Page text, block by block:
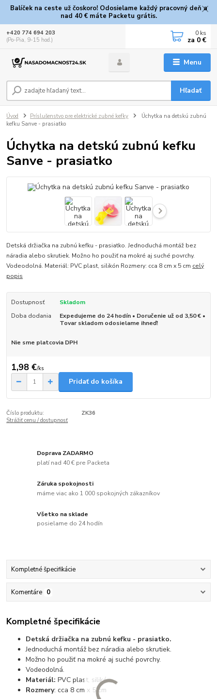
Balíček na ceste už čoskoro! Odosielame každý pracovný deň a
nad 40 € máte Packetu grátis.
Menu
Hľadať
+420 774 694 203
(Po-Pia, 9-15 hod.)
0 ks
za 0 €
Úvod Príslušenstvo pre elektrické zubné kefky
Úchytka na detskú zubnú
kefku Sanve - prasiatko
Úchytka na detskú zubnú kefku
Sanve - prasiatko
Detská držiačka na zubnú kefku - prasiatko. Jednoduchá montáž bez
náradia alebo skrutiek. Možno ho použiť na mokré aj suché povrchy.
Vodeodolná. Materiál: PVC plast, silikón Rozmery: cca 8 cm x 5 cm celý
popis
Dostupnosť
Skladom
Doba dodania
Expedujeme do 24 hodín • Doručenie už od 3,50 € •
Tovar skladom odosielame ihneď!
Nie sme platcovia DPH
1,98 €/ks
Pridať do košíka
Číslo produktu:
ZK36
Strážiť cenu / dostupnosť
Doprava ZADARMO
platí nad 40 € pre Packeta
Záruka spokojnosti
máme viac ako 1 000 spokojných zákazníkov
Všetko na sklade
posielame do 24 hodín
Kompletné špecifikácie
Komentáre 0
Kompletné špecifikácie
Detská držiačka na zubnú kefku - prasiatko.
Jednoduchá montáž bez náradia alebo skrutiek.
Možno ho použiť na mokré aj suché povrchy.
Vodeodolná.
Materiál: PVC plast, silikón
Rozmery: cca 8 cm x 5 cm